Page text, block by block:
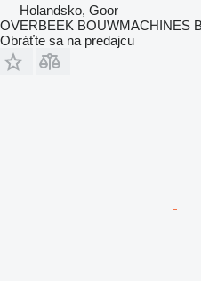
Holandsko, Goor
OVERBEEK BOUWMACHINES
Obráťte sa na predajcu